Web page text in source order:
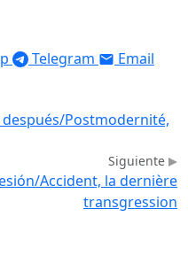
Telegram Email
Postmodernité,
Siguiente
Accident, la dernière
transgression